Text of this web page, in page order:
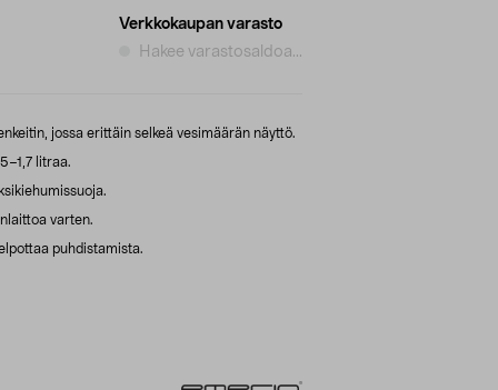
Verkkokaupan varasto
Hakee varastosaldoa...
jossa erittäin selkeä vesimäärän näyttö.
litraa.
varten.
puhdistamista.